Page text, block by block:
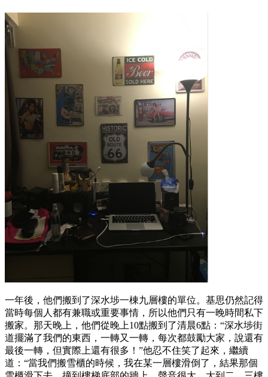
一年後，他們搬到了深水埗一棟九層樓的單位。基思仍然記得
當時每個人都有兼職或重要事情，所以他們只有一晚時間私下
搬家。那天晚上，他們從晚上10點搬到了清晨6點：“深水埗街
道擺滿了我們的東西，一轉又一轉，每次都鼓勵大家，說還有
最後一轉，但實際上還有很多！”他忍不住笑了起來，繼續
道：“當我們搬雪櫃的時候，我在某一層樓滑倒了，結果那個